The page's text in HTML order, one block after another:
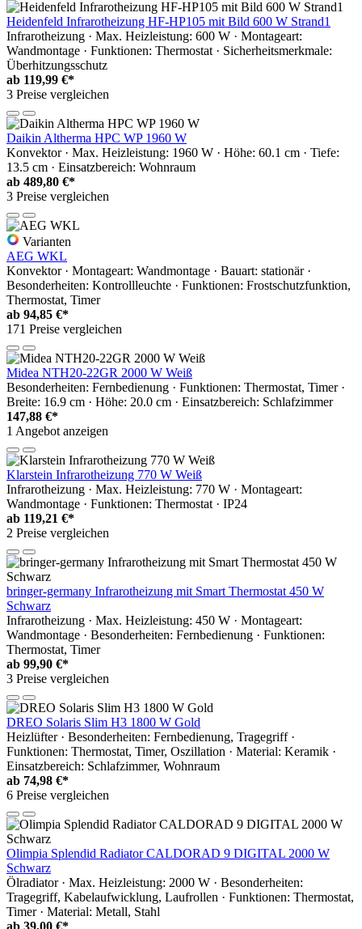
Heidenfeld Infrarotheizung HF-HP105 mit Bild 600 W Strand1
Infrarotheizung · Max. Heizleistung: 600 W · Montageart:
Wandmontage · Funktionen: Thermostat · Sicherheitsmerkmale:
Überhitzungsschutz
ab 119,99 €*
3 Preise vergleichen
Daikin Altherma HPC WP 1960 W
Konvektor · Max. Heizleistung: 1960 W · Höhe: 60.1 cm · Tiefe:
13.5 cm · Einsatzbereich: Wohnraum
ab 489,80 €*
3 Preise vergleichen
Varianten
AEG WKL
Konvektor · Montageart: Wandmontage · Bauart: stationär ·
Besonderheiten: Kontrollleuchte · Funktionen: Frostschutzfunktion,
Thermostat, Timer
ab 94,85 €*
171 Preise vergleichen
Midea NTH20-22GR 2000 W Weiß
Besonderheiten: Fernbedienung · Funktionen: Thermostat, Timer ·
Breite: 16.9 cm · Höhe: 20.0 cm · Einsatzbereich: Schlafzimmer
147,88 €*
1 Angebot anzeigen
Klarstein Infrarotheizung 770 W Weiß
Infrarotheizung · Max. Heizleistung: 770 W · Montageart:
Wandmontage · Funktionen: Thermostat · IP24
ab 119,21 €*
2 Preise vergleichen
bringer-germany Infrarotheizung mit Smart Thermostat 450 W
Schwarz
Infrarotheizung · Max. Heizleistung: 450 W · Montageart:
Wandmontage · Besonderheiten: Fernbedienung · Funktionen:
Thermostat, Timer
ab 99,90 €*
3 Preise vergleichen
DREO Solaris Slim H3 1800 W Gold
Heizlüfter · Besonderheiten: Fernbedienung, Tragegriff ·
Funktionen: Thermostat, Timer, Oszillation · Material: Keramik ·
Einsatzbereich: Schlafzimmer, Wohnraum
ab 74,98 €*
6 Preise vergleichen
Olimpia Splendid Radiator CALDORAD 9 DIGITAL 2000 W
Schwarz
Ölradiator · Max. Heizleistung: 2000 W · Besonderheiten:
Tragegriff, Kabelaufwicklung, Laufrollen · Funktionen: Thermostat,
Timer · Material: Metall, Stahl
ab 39,00 €*